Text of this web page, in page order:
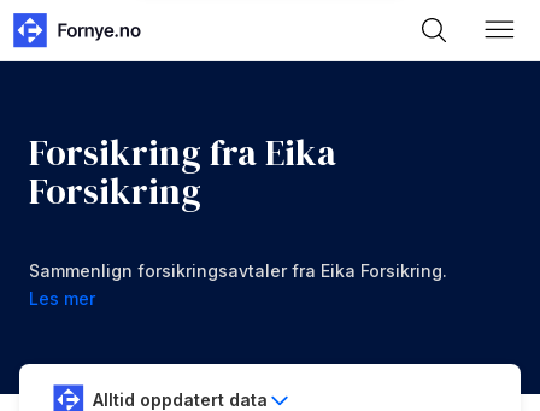
Forsikring fra Eika
Forsikring
Sammenlign forsikringsavtaler fra Eika Forsikring.
Les mer
Alltid oppdatert data